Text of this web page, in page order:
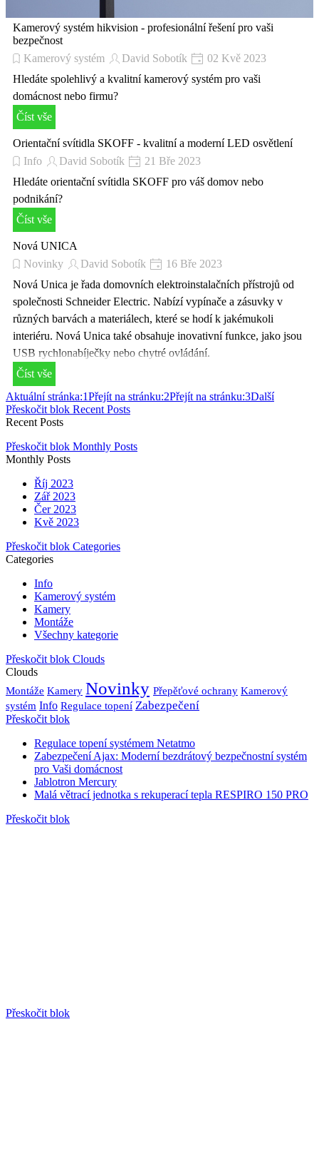
Kamerový systém hikvision - profesionální řešení pro vaši
bezpečnost
Kamerový systém
David Sobotík
02 Kvě 2023
Hledáte spolehlivý a kvalitní kamerový systém pro vaši
domácnost nebo firmu?
Číst vše
Orientační svítidla SKOFF - kvalitní a moderní LED osvětlení
Info
David Sobotík
21 Bře 2023
Hledáte orientační svítidla SKOFF pro váš domov nebo
podnikání?
Číst vše
Nová UNICA
Novinky
David Sobotík
16 Bře 2023
Nová Unica je řada domovních elektroinstalačních přístrojů od
společnosti Schneider Electric. Nabízí vypínače a zásuvky v
různých barvách a materiálech, které se hodí k jakémukoli
interiéru. Nová Unica také obsahuje inovativní funkce, jako jsou
USB rychlonabíječky nebo chytré ovládání.
Číst vše
Aktuální stránka:1Přejít na stránku:2Přejít na stránku:3Další
Přeskočit blok Recent Posts
Recent Posts
Přeskočit blok Monthly Posts
Monthly Posts
Říj 2023
Zář 2023
Čer 2023
Kvě 2023
Přeskočit blok Categories
Categories
Info
Kamerový systém
Kamery
Montáže
Všechny kategorie
Přeskočit blok Clouds
Clouds
Montáže Kamery Novinky Přepěťové ochrany Kamerový
systém Info Regulace topení Zabezpečení
Přeskočit blok
Regulace topení systémem Netatmo
Zabezpečení Ajax: Moderní bezdrátový bezpečnostní systém
pro Vaši domácnost
Jablotron Mercury
Malá větrací jednotka s rekuperací tepla RESPIRO 150 PRO
Přeskočit blok
Přeskočit blok